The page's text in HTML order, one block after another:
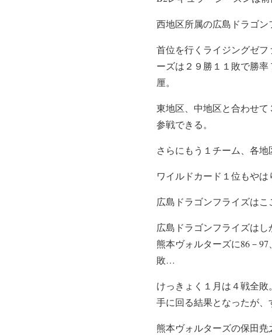
西地区所属の広島ドラゴン
首位を行くライジングゼ
ーズは２９勝１１敗で勝
厘。
東地区、中地区と合わせ
参戦できる。
さらにもう１チーム、各
ワイルドカード１位もやは
広島ドラゴンフライズはこ
広島ドラゴンフライズは
熊本ヴォルターズに86－
敗…
けっきょく１月は４戦全
手に回る結果となったが、
熊本ヴォルターズの保田